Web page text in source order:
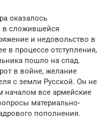
оказалось
в сложившейся
и недовольство в
в процессе отступления,
пошло на спад.
в войне, желание
с земли Русской. Он не
началом все армейские
материально-
пополнения.